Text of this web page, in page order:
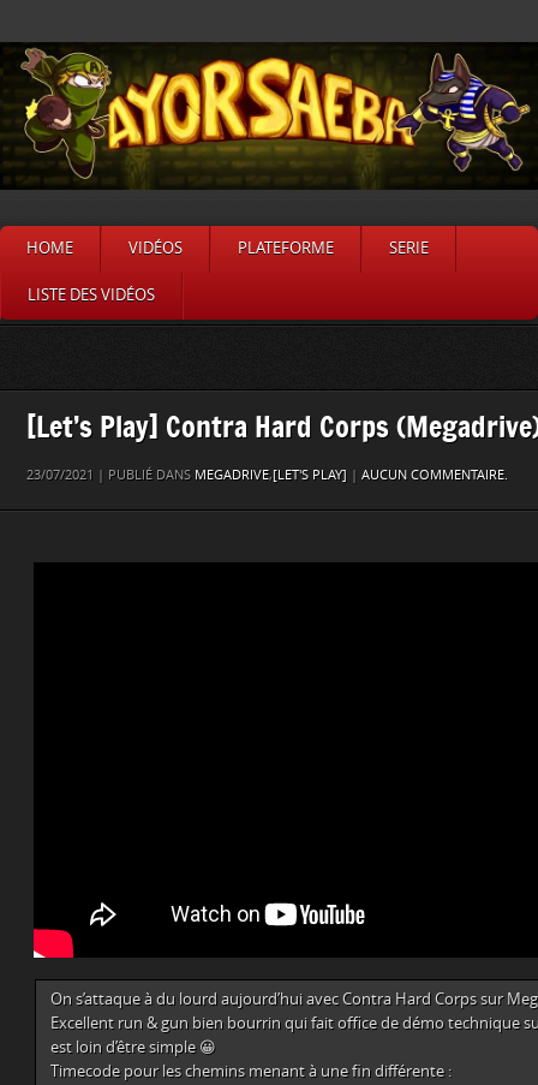
HOME VIDÉOS PLATEFORME SERIE
LISTE DES VIDÉOS
[Let’s Play] Contra Hard Corps
23/07/2021 | PUBLIÉ DANS MEGADRIVE,[LET'S PLAY] AUCUN COMMENTAIRE.
On s’attaque à du lourd aujourd’hui avec Contra Hard Corps sur
Excellent run & gun bien bourrin qui fait office de démo technique
est loin d’être simple 😀
Timecode pour les chemins menant à une fin différente :